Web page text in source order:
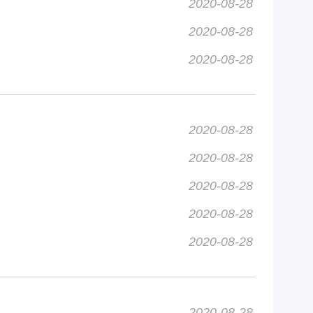
2020-08-28
2020-08-28
2020-08-28
2020-08-28
2020-08-28
2020-08-28
2020-08-28
2020-08-28